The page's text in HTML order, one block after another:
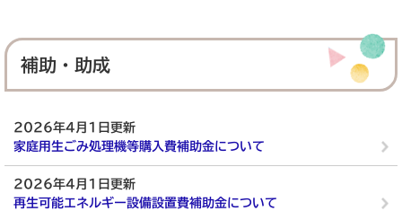
補助・助成
2026年4月1日更新
家庭用生ごみ処理機等購入費補助金について
2026年4月1日更新
再生可能エネルギー設備設置費補助金について